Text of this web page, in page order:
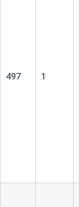
497 1